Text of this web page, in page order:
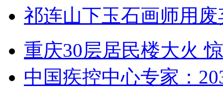
祁连山下玉石画师用
重庆30层居民楼大火
中国疾控中心专家：